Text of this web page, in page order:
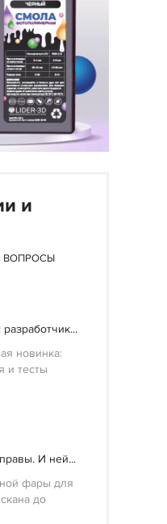
и
ВОПРОСЫ
новинка:
и тесты
И ней...
фары для
до